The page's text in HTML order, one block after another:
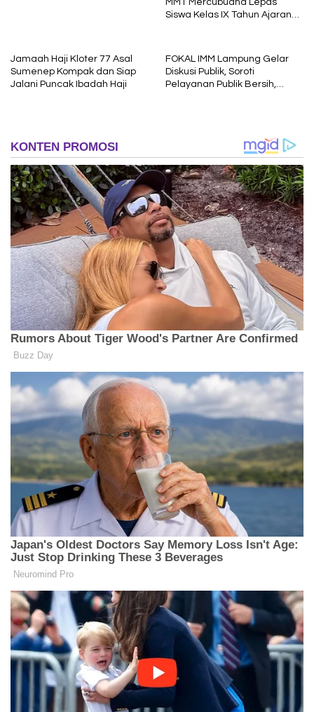
MMT Mercubuana Lepas
Siswa Kelas IX Tahun Ajaran
Jamaah Haji Kloter 77 Asal
Sumenep Kompak dan Siap
Jalani Puncak Ibadah Haji
FOKAL IMM Lampung Gelar
Diskusi Publik, Soroti
Pelayanan Publik Bersih,